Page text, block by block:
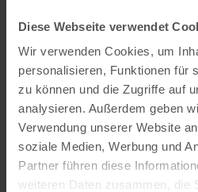
Diese Webseite verwendet
Wir verwenden Cookies, um
personalisieren, Funktionen für
zu können und die Zugriffe auf
analysieren. Außerdem geben
Verwendung unserer Website
soziale Medien, Werbung und
Partner führen diese
weiteren Daten zusammen, die
prestataire
responsable du contenu.